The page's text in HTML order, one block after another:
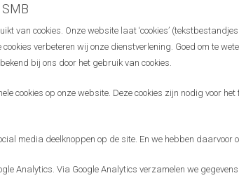
den Dolder)
and the entrance is free. We welcome new guests, so
to meeting you on December 15
science and business.
van cookies. Onze website laat ‘cookies’
cookies verbeteren wij onze dienstverlening. Goed om te
bij ons door het gebruik van cookies.
cookies op onze website. Deze cookies zijn nodig voor
media deelknoppen op de site. En we hebben daarvoor
Analytics. Via Google Analytics verzamelen we